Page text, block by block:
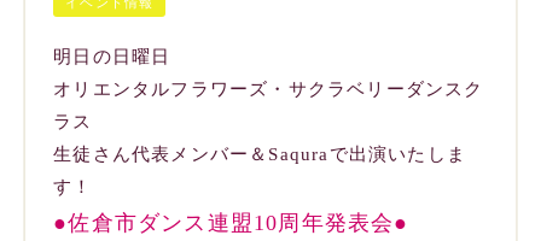
明日の日曜日
オリエンタルフラワーズ・サクラベリーダンスク
ラス
生徒さん代表メンバー＆Saquraで出演いたしま
す！
●佐倉市ダンス連盟10周年発表会●